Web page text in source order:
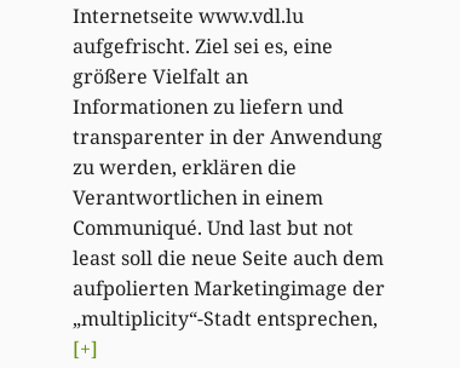
Internetseite www.vdl.lu
aufgefrischt. Ziel sei es, eine
größere Vielfalt an
Informationen zu liefern und
transparenter in der Anwendung
zu werden, erklären die
Verantwortlichen in einem
Communiqué. Und last but not
least soll die neue Seite auch dem
aufpolierten Marketingimage der
„multiplicity“-Stadt entsprechen,
[+]